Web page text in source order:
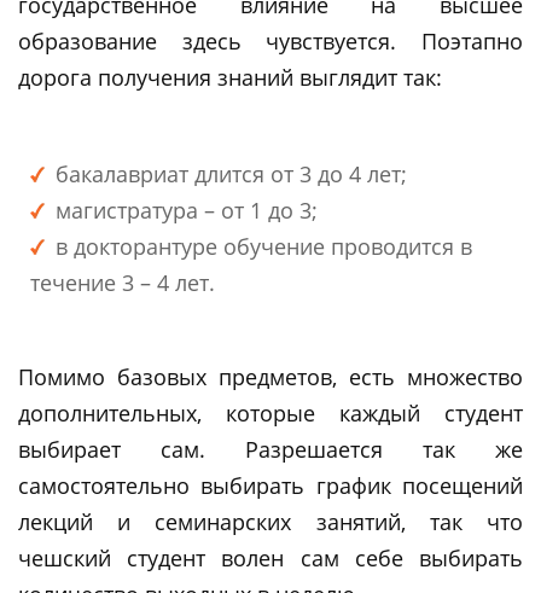
образование здесь чувствуется. Поэтапно
дорога получения знаний выглядит так:
бакалавриат длится от 3 до 4 лет;
магистратура – от 1 до 3;
в докторантуре обучение проводится в
течение 3 – 4 лет.
Помимо базовых предметов, есть множество
дополнительных, которые каждый студент
выбирает сам. Разрешается так же
самостоятельно выбирать график посещений
лекций и семинарских занятий, так что
чешский студент волен сам себе выбирать